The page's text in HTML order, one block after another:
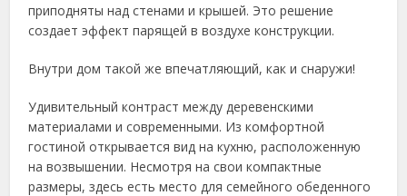
приподняты над стенами и крышей. Это решение
создает эффект парящей в воздухе конструкции.
Внутри дом такой же впечатляющий, как и снаружи!
Удивительный контраст между деревенскими
материалами и современными. Из комфортной
гостиной открывается вид на кухню, расположенную
на возвышении. Несмотря на свои компактные
размеры, здесь есть место для семейного обеденного